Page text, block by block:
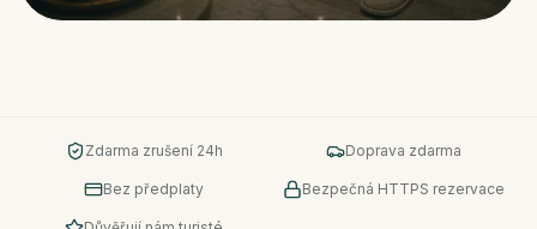
Zdarma zrušení 24h Doprava zdarma
Bez předplaty Bezpečná HTTPS rezervace